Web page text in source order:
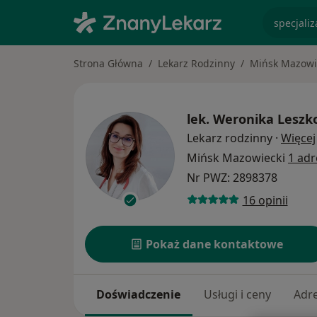
Strona Główna Lekarz Rodzinny Mińsk
lek. Weronika
Lekarz rodzinny · Więcej
Mińsk Mazowiecki 1
Nr PWZ: 2898378
16 opinii
Pokaż dane kontaktowe
Doświadczenie Usługi i ceny